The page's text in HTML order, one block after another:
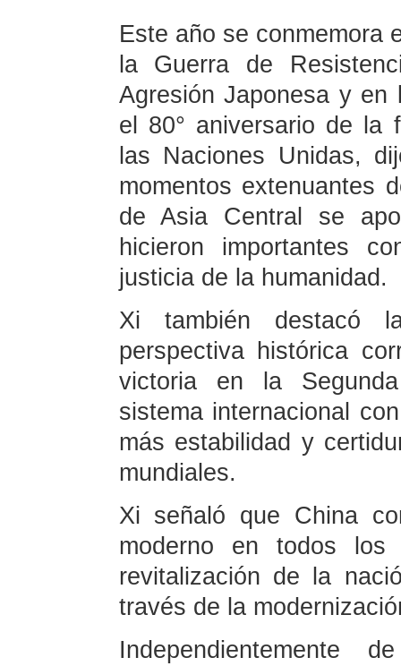
Este año se conmemora
la Guerra de
Agresión Japonesa y en
el 80° aniversario de la
las Naciones Unidas,
momentos extenuantes
de Asia Central se
hicieron importantes
justicia de la humanidad.
Xi también destacó
perspectiva histórica
victoria en la
sistema internacional
más estabilidad y
mundiales.
Xi señaló que China
moderno en todos
revitalización de la
través de la
Independientemente